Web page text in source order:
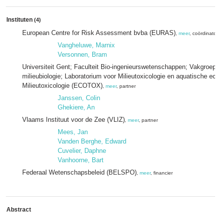
Instituten (4)
European Centre for Risk Assessment bvba (EURAS) meer, coördinator
Vangheluwe, Marnix
Versonnen, Bram
Universiteit Gent; Faculteit Bio-ingenieurswetenschappen; Vakgroep
milieubiologie; Laboratorium voor Milieutoxicologie en aquatische
Milieutoxicologie (ECOTOX) meer, partner
Janssen, Colin
Ghekiere, An
Vlaams Instituut voor de Zee (VLIZ) meer, partner
Mees, Jan
Vanden Berghe, Edward
Cuvelier, Daphne
Vanhoorne, Bart
Federaal Wetenschapsbeleid (BELSPO) meer, financier
Abstract